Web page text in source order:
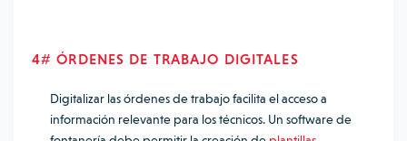
4# ÓRDENES DE TRABAJO DIGITALES
Digitalizar las órdenes de trabajo facilita el acceso a
información relevante para los técnicos. Un software de